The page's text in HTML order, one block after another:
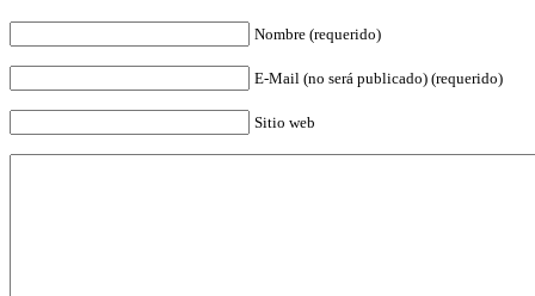
Nombre (requerido)
E-Mail (no será publicado) (requerido)
Sitio web